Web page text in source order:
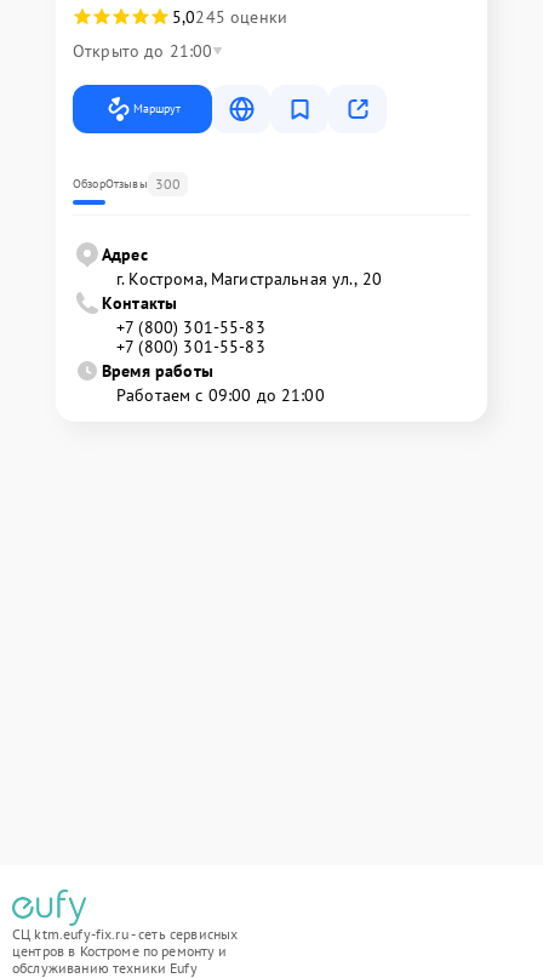
5,0245 оценки
Открыто до 21:00
Маршрут
ОбзорОтзывы 300
Адрес
г. Кострома, Магистральная ул., 20
Контакты
+7 (800) 301-55-83
+7 (800) 301-55-83
Время работы
Работаем с 09:00 до 21:00
СЦ ktm.eufy-fix.ru - сеть сервисных
центров в Костроме по ремонту и
обслуживанию техники Eufy